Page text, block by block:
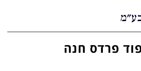
פרדס חנה